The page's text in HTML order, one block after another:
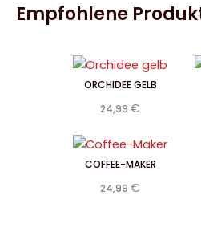
Empfohlene
ORCHIDEE GELB
24,99 €
COFFEE-MAKER
24,99 €